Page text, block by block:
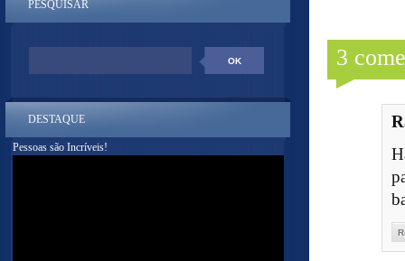
3
PESQUISAR
DESTAQUE
Pessoas são Incríveis!